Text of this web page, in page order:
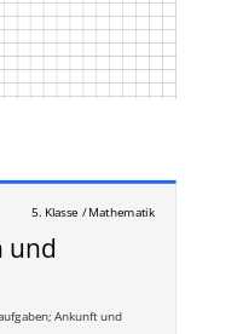
5. Klasse / Mathematik
und
Ankunft und